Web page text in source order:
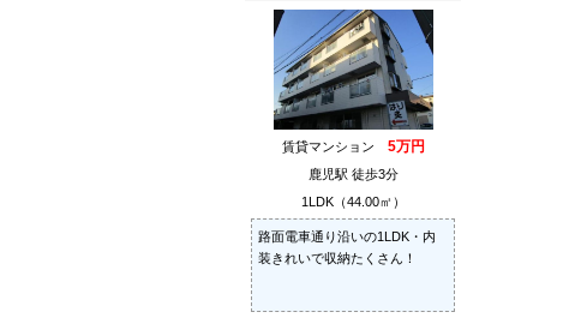
賃貸マンション 5万円
鹿児駅 徒歩3分
1LDK（44.00㎡）
路面電車通り沿いの1LDK・内
装きれいで収納たくさん！